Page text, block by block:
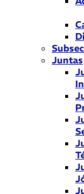
Juntas